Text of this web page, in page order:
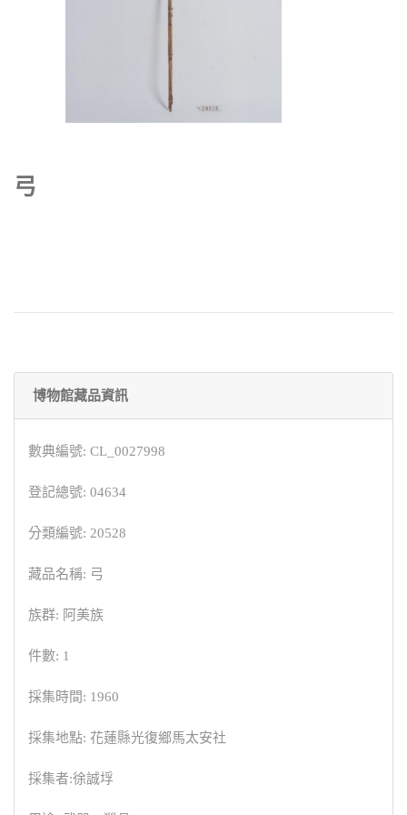
弓
博物館藏品資訊
數典編號: CL_0027998
登記總號: 04634
分類編號: 20528
藏品名稱: 弓
族群: 阿美族
件數: 1
採集時間: 1960
採集地點: 花蓮縣光復鄉馬太安社
採集者:徐誠垺